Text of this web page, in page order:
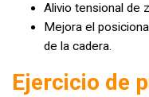
Alivio tensional de
Mejora el
de la cadera.
Ejercicio de